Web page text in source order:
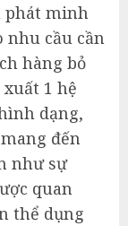
phát minh
nhu cầu cần
hàng bỏ
1 hệ
dạng,
đến
như sự
quan
thể dụng